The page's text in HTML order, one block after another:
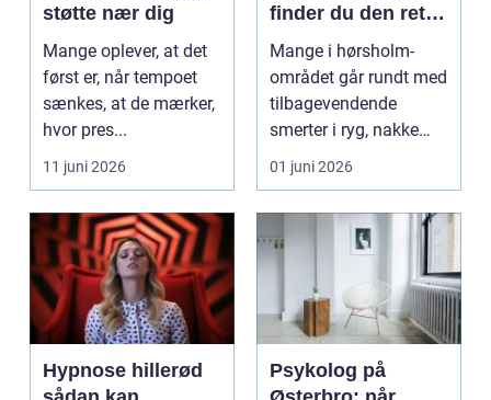
støtte nær dig
Mange oplever, at det
først er, når tempoet
sænkes, at de mærker,
hvor pres...
11 juni 2026
finder du den rette
behandling i
nordsjælland
Mange i hørsholm-
området går rundt med
tilbagevendende
smerter i ryg, nakke
eller hoved uden at få
d...
01 juni 2026
Hypnose hillerød
Psykolog på